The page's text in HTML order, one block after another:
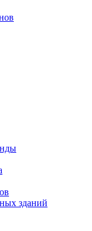
зданий